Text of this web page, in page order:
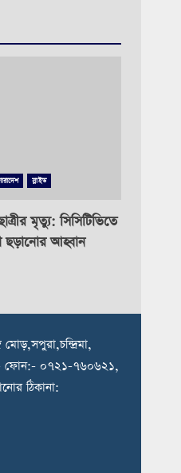
স্লাইড
মৃত্যু: সিসিটিভিতে
ছড়ানোর আহ্বান
:- ফোন:- ০৭২১-৭৬০৬২১,
ঠিকানা: